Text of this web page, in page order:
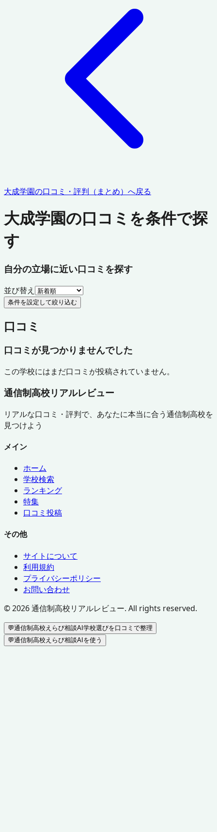
大成学園の口コミ・評判（まとめ）へ戻る
大成学園の口コミを条件で探
す
自分の立場に近い口コミを探す
並び替え
条件を設定して絞り込む
口コミ
口コミが見つかりませんでした
この学校にはまだ口コミが投稿されていません。
通信制高校リアルレビュー
リアルな口コミ・評判で、あなたに本当に合う通信制高校を
見つけよう
メイン
ホーム
学校検索
ランキング
特集
口コミ投稿
その他
サイトについて
利用規約
プライバシーポリシー
お問い合わせ
©2026通信制高校リアルレビュー. All rights reserved.
💬通信制高校えらび相談AI学校選びを口コミで整理
💬通信制高校えらび相談AIを使う